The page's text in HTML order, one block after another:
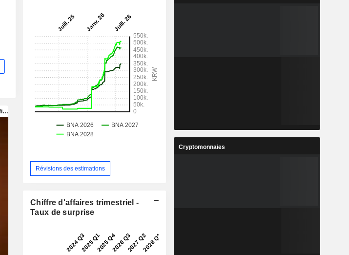
Révisions des estimations
Chiffre d'affaires trimestriel -
Taux de surprise
Cryptomonnaies